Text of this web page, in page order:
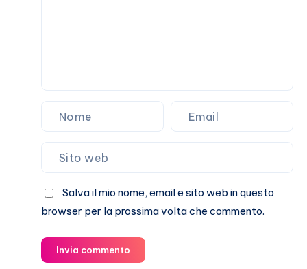
Salva il mio nome, email e sito web in questo
browser per la prossima volta che commento.
Invia commento